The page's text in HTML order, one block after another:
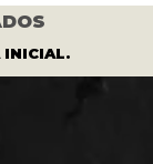
INICIAL.